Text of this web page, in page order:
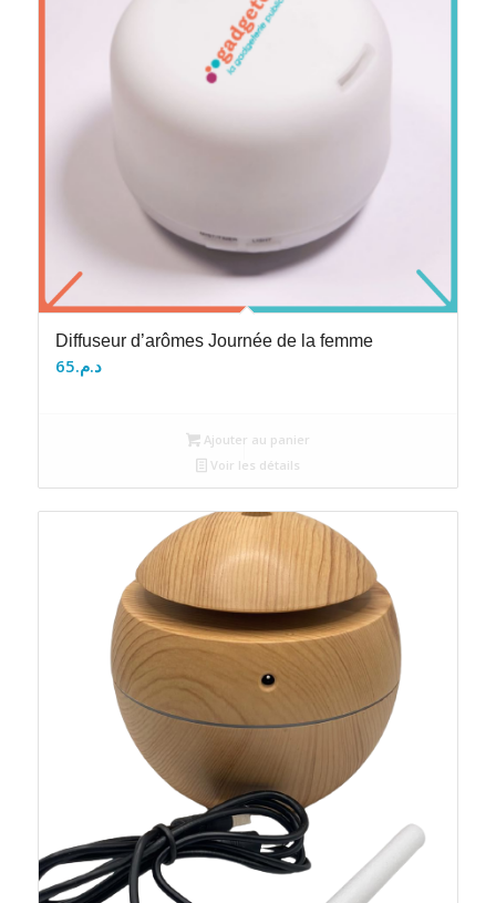
Diffuseur d’arômes Journée de la femme
د.م.65
Ajouter au panier
Voir les détails